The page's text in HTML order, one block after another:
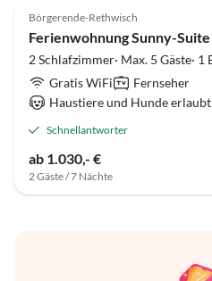
Börgerende-Rethwisch
Ferienwohnung Sunny-
2 Schlafzimmer· Max. 5 Gäste· 1
Gratis WiFi
Fernseher
Haustiere und Hunde erlaubt
Schnellantworter
ab 1.030,- €
2 Gäste / 7 Nächte